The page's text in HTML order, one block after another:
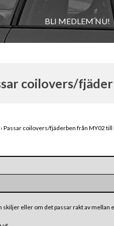
BLI MEDLEM NU!
coilovers/
› Passar coilovers/fjäderben från MY02 till
eller om det passar rakt av mellan